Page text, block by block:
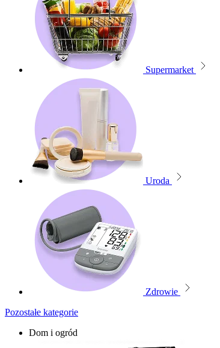
Supermarket
Uroda
Zdrowie
Pozostałe kategorie
Dom i ogród